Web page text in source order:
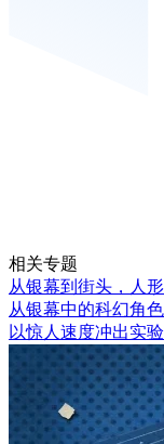
相关专题
从银幕到街头，人
从银幕中的科幻角
以惊人速度冲出实